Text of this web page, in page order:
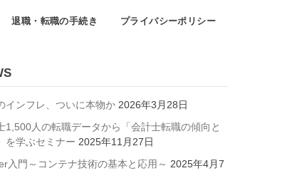
退職・転職の手続き プライバシーポリシー
インフレ、ついに本物か 2026年3月28日
1,500人の転職データから「会計士転職の傾向と
を学ぶセミナー 2025年11月27日
入門～コンテナ技術の基本と応用～ 2025年4月7